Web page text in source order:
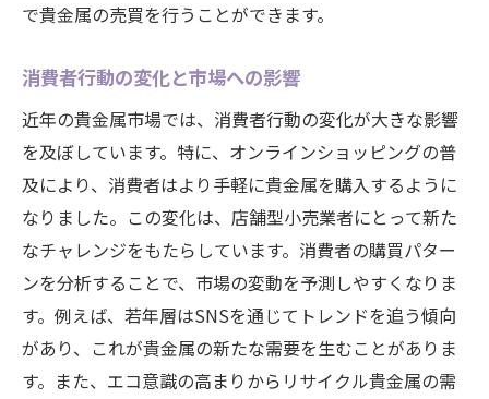
で貴金属の売買を行うことができます。
消費者行動の変化と市場への影響
近年の貴金属市場では、消費者行動の変化が大きな影響
を及ぼしています。特に、オンラインショッピングの普
及により、消費者はより手軽に貴金属を購入するように
なりました。この変化は、店舗型小売業者にとって新た
なチャレンジをもたらしています。消費者の購買パター
ンを分析することで、市場の変動を予測しやすくなりま
す。例えば、若年層はSNSを通じてトレンドを追う傾向
があり、これが貴金属の新たな需要を生むことがありま
す。また、エコ意識の高まりからリサイクル貴金属の需